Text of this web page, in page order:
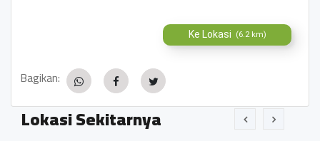
Ke Lokasi (6.2 km)
Bagikan:
Lokasi Sekitarnya